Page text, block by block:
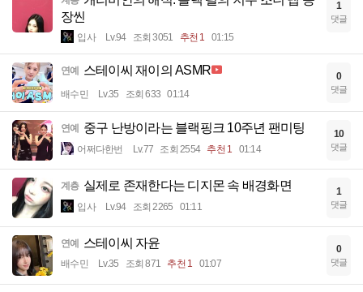
장씬
입사 Lv.94 조회 3051 추천 1 01:15
1
댓글
연예 스테이씨 재이의 ASMR
배수민 Lv.35 조회 633 01:14
0
댓글
연예 중구 난방이라는 블랙핑크 10주년 팬미팅
어쩌다한번 Lv.77 조회 2554 추천 1 01:14
10
댓글
계층 실제로 존재한다는 디지몬 속 배경화면
입사 Lv.94 조회 2265 01:11
1
댓글
연예 스테이씨 자윤
배수민 Lv.35 조회 871 추천 1 01:07
0
댓글